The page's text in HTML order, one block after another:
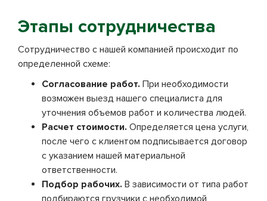
Этапы сотрудничества
Сотрудничество с нашей компанией происходит по
определенной схеме:
Согласование работ. При необходимости
возможен выезд нашего специалиста для
уточнения объемов работ и количества людей.
Расчет стоимости. Определяется цена услуги,
после чего с клиентом подписывается договор
с указанием нашей материальной
ответственности.
Подбор рабочих. В зависимости от типа работ
подбираются грузчики с необходимой